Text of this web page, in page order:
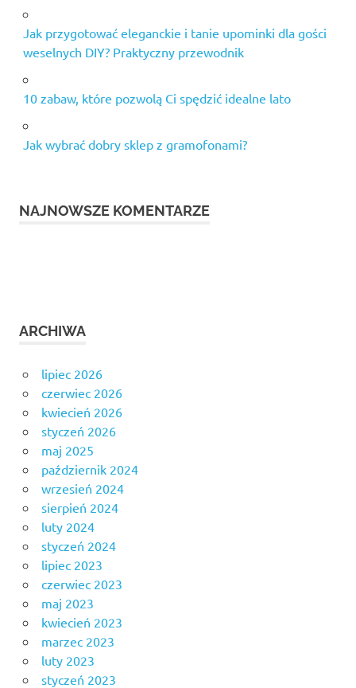
Jak przygotować eleganckie i tanie upominki dla gości
weselnych DIY? Praktyczny przewodnik
10 zabaw, które pozwolą Ci spędzić idealne lato
Jak wybrać dobry sklep z gramofonami?
NAJNOWSZE KOMENTARZE
ARCHIWA
lipiec 2026
czerwiec 2026
kwiecień 2026
styczeń 2026
maj 2025
październik 2024
wrzesień 2024
sierpień 2024
luty 2024
styczeń 2024
lipiec 2023
czerwiec 2023
maj 2023
kwiecień 2023
marzec 2023
luty 2023
styczeń 2023